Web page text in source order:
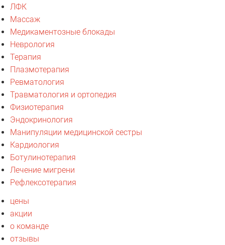
ЛФК
Массаж
Медикаментозные блокады
Неврология
Терапия
Плазмотерапия
Ревматология
Травматология и ортопедия
Физиотерапия
Эндокринология
Манипуляции медицинской сестры
Кардиология
Ботулинотерапия
Лечение мигрени
Рефлексотерапия
цены
акции
о команде
отзывы